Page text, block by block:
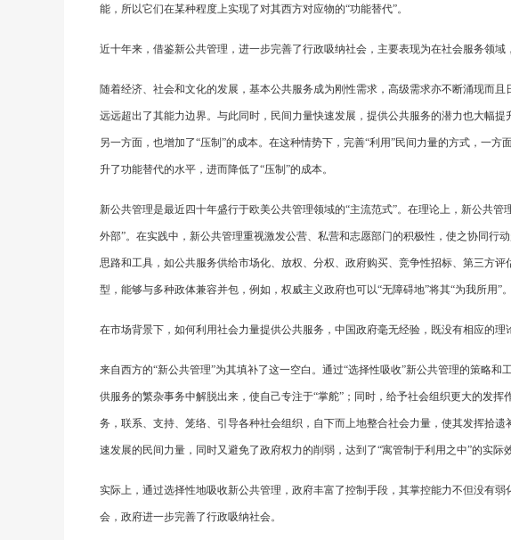
能，所以它们在某种程度上实现了对其西方对应物的“功能替代”。
近十年来，借鉴新公共管理，进一步完善了行政吸纳社会，主要表现为在社会服务领域
随着经济、社会和文化的发展，基本公共服务成为刚性需求，高级需求亦不断涌现而
远远超出了其能力边界。与此同时，民间力量快速发展，提供公共服务的潜力也大幅
另一方面，也增加了“压制”的成本。在这种情势下，完善“利用”民间力量的方式，一
升了功能替代的水平，进而降低了“压制”的成本。
新公共管理是最近四十年盛行于欧美公共管理领域的“主流范式”。在理论上，新公共
外部”。在实践中，新公共管理重视激发公营、私营和志愿部门的积极性，使之协同行
思路和工具，如公共服务供给市场化、放权、分权、政府购买、竞争性招标、第三方
型，能够与多种政体兼容并包，例如，权威主义政府也可以“无障碍地”将其“为我所用”。
在市场背景下，如何利用社会力量提供公共服务，中国政府毫无经验，既没有相应的理
来自西方的“新公共管理”为其填补了这一空白。通过“选择性吸收”新公共管理的策略
供服务的繁杂事务中解脱出来，使自己专注于“掌舵”；同时，给予社会组织更大的发
务，联系、支持、笼络、引导各种社会组织，自下而上地整合社会力量，使其发挥拾
速发展的民间力量，同时又避免了政府权力的削弱，达到了“寓管制于利用之中”的实际效
实际上，通过选择性地吸收新公共管理，政府丰富了控制手段，其掌控能力不但没有
会，政府进一步完善了行政吸纳社会。